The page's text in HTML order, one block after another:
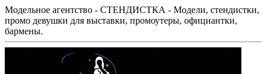
Модельное агентство - СТЕНДИСТКА - Модели, стендистки,
промо девушки для выставки, промоутеры, официантки,
бармены.